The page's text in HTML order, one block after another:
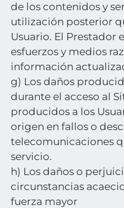
de los contenidos y
utilización posterior
Usuario. El Prestador
esfuerzos y medios
información
g) Los daños
durante el acceso al
producidos a los
origen en fallos o
telecomunicaciones
servicio.
h) Los daños o
circunstancias
fuerza mayor